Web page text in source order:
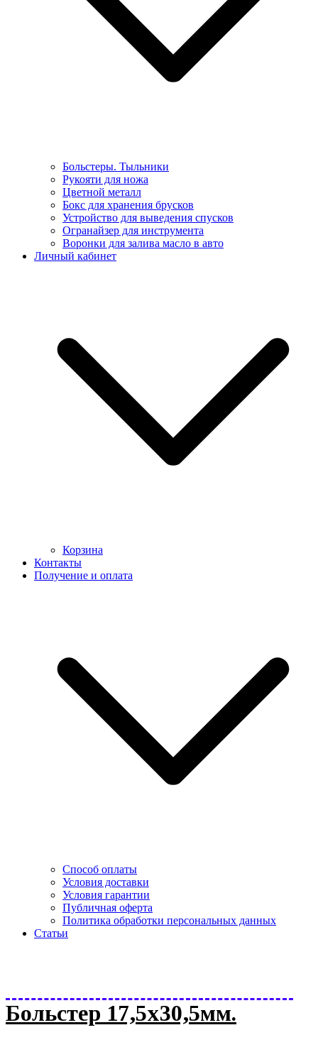
Больстеры. Тыльники
Рукояти для ножа
Цветной металл
Бокс для хранения брусков
Устройство для выведения спусков
Огранайзер для инструмента
Воронки для залива масло в авто
Личный кабинет
Корзина
Контакты
Получение и оплата
Способ оплаты
Условия доставки
Условия гарантии
Публичная оферта
Политика обработки персональных данных
Статьи
Больстер 17,5х30,5мм.